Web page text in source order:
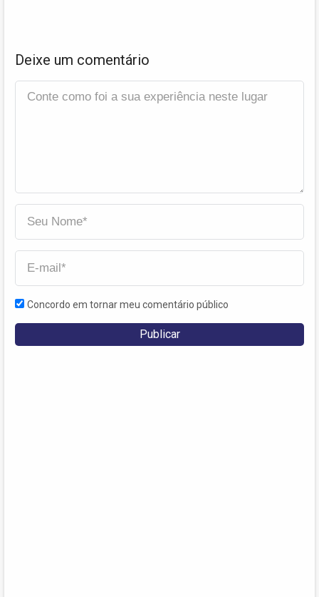
Deixe um comentário
Concordo em tornar meu comentário público